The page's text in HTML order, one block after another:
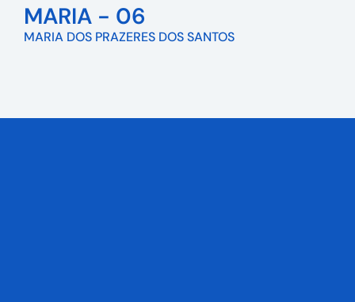
MARIA - 06
MARIA DOS PRAZERES DOS SANTOS